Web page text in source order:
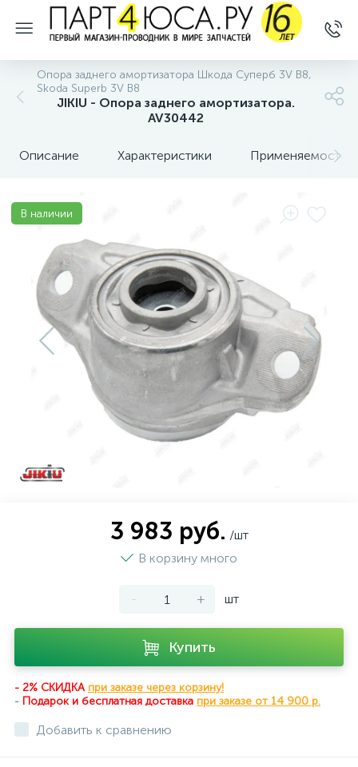
Опора заднего амортизатора Шкода Суперб 3V B8,
Skoda Superb 3V B8
JIKIU - Опора заднего амортизатора.
AV30442
Описание Характеристики Применяемость
В наличии
3 983 руб. /шт
В корзину много
- + шт
Купить
- 2% СКИДКА при заказе через корзину!
- Подарок и бесплатная доставка при заказе от 14 900 р.
Добавить к сравнению